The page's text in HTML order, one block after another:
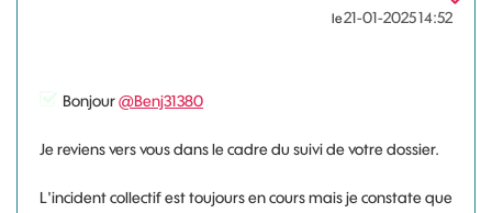
le‎21-01-202514:52
Bonjour@Benj31380
Je reviens vers vous dans le cadre du suivi de votre dossier.
L'incident collectif est toujours en cours mais je constate que